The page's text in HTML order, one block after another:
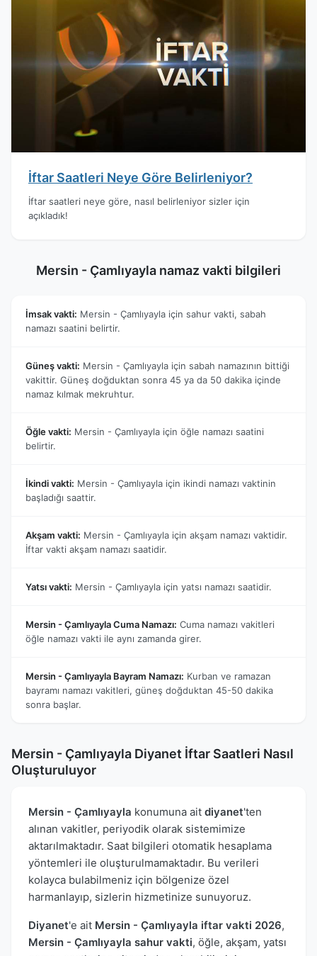
İftar Saatleri Neye Göre Belirleniyor?
İftar saatleri neye göre, nasıl belirleniyor sizler için
açıkladık!
Mersin - Çamlıyayla namaz vakti bilgileri
İmsak vakti: Mersin - Çamlıyayla için sahur vakti, sabah
namazı saatini belirtir.
Güneş vakti: Mersin - Çamlıyayla için sabah namazının bittiği
vakittir. Güneş doğduktan sonra 45 ya da 50 dakika içinde
namaz kılmak mekruhtur.
Öğle vakti: Mersin - Çamlıyayla için öğle namazı saatini
belirtir.
İkindi vakti: Mersin - Çamlıyayla için ikindi namazı vaktinin
başladığı saattir.
Akşam vakti: Mersin - Çamlıyayla için akşam namazı vaktidir.
İftar vakti akşam namazı saatidir.
Yatsı vakti: Mersin - Çamlıyayla için yatsı namazı saatidir.
Mersin - Çamlıyayla Cuma Namazı: Cuma namazı vakitleri
öğle namazı vakti ile aynı zamanda girer.
Mersin - Çamlıyayla Bayram Namazı: Kurban ve ramazan
bayramı namazı vakitleri, güneş doğduktan 45-50 dakika
sonra başlar.
Mersin - Çamlıyayla Diyanet İftar Saatleri Nasıl
Oluşturuluyor
Mersin - Çamlıyayla konumuna ait diyanet'ten
alınan vakitler, periyodik olarak sistemimize
aktarılmaktadır. Saat bilgileri otomatik hesaplama
yöntemleri ile oluşturulmamaktadır. Bu verileri
kolayca bulabilmeniz için bölgenize özel
harmanlayıp, sizlerin hizmetinize sunuyoruz.
Diyanet'e ait Mersin - Çamlıyayla iftar vakti 2026,
Mersin - Çamlıyayla sahur vakti, öğle, akşam, yatsı